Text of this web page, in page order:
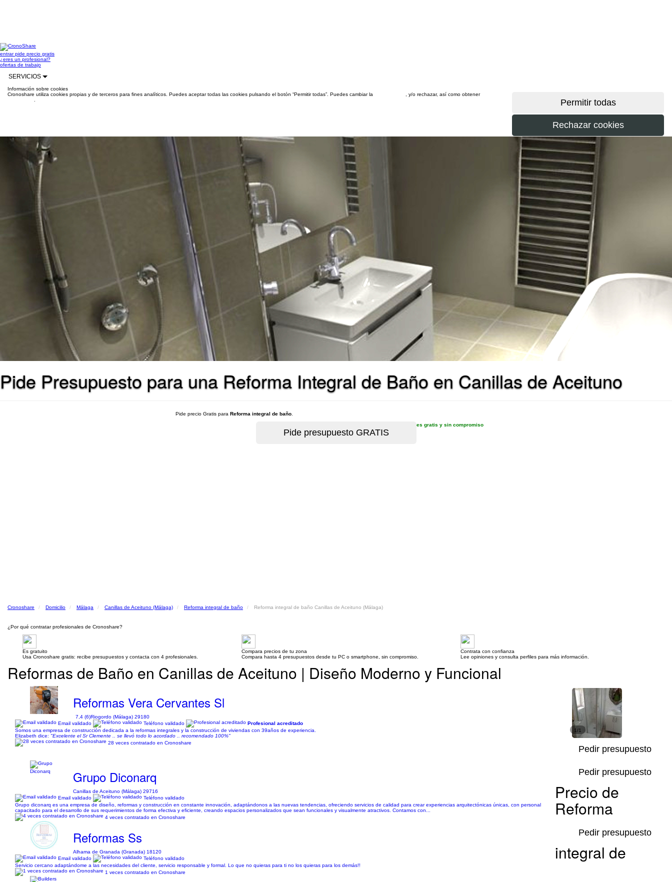
entrarpide precio gratis
¿eres un profesional?
ofertas de trabajo
SERVICIOS
Información sobre cookies
Cronoshare utiliza cookies propias y de terceros para fines analíticos. Puedes aceptar todas las cookies pulsando el botón “Permitir todas”. Puedes cambiar la
, y/o rechazar, así como obtener
Pide Presupuesto para una Reforma Integral de Baño en Canillas de Aceituno
Pide precio Gratis para Reforma integral de baño
es gratis y sin compromiso
Cronoshare Domicilio Málaga Canillas de Aceituno (Málaga) Reforma integral de baño Reforma integral de baño Canillas de Aceituno (Málaga)
¿Por qué contratar profesionales de Cronoshare?
Es gratuito
Usa Cronoshare gratis: recibe presupuestos y contacta con 4 profesionales.
Compara precios de tu zona
Compara hasta 4 presupuestos desde tu PC o smartphone, sin compromiso.
Contrata con confianza
Lee opiniones y consulta perfiles para más información.
Reformas de Baño en Canillas de Aceituno | Diseño Moderno y Funcional
Reformas Vera Cervantes Sl
7,4 (6)Riogordo (Málaga) 29180
Email validado
Teléfono validado
Profesional acreditado
Somos una empresa de construcción dedicada a la reformas integrales y la construcción de viviendas con 39años de experiencia.
Elizabeth dice: "Excelente el Sr Clemente .. se llevó todo lo acordado .. recomendado 100%"
28 veces contratado en Cronoshare
1/1
Pedir presupuesto
Grupo Diconarq
Canillas de Aceituno (Málaga) 29716
Email validado
Teléfono validado
Grupo diconarq es una empresa de diseño, reformas y construcción en constante innovación, adaptándonos a las nuevas tendencias, ofreciendo servicios de calidad para crear experiencias arquitectónicas únicas, con personal
capacitado para el desarrollo de sus requerimientos de forma efectiva y eficiente, creando espacios personalizados que sean funcionales y visualmente atractivos. Contamos con...
4 veces contratado en Cronoshare
Pedir presupuesto
Reformas Ss
Alhama de Granada (Granada) 18120
Email validado
Teléfono validado
Servicio cercano adaptándome a las necesidades del cliente, servicio responsable y formal. Lo que no quieras para ti no los quieras para los demás!!
1 veces contratado en Cronoshare
Pedir presupuesto
Precio de
Reforma
integral de